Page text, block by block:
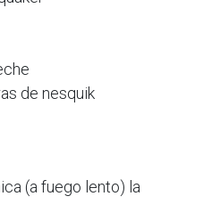
de nesquik
(a fuego lento) la